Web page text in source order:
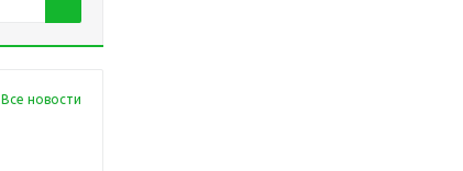
Все новости